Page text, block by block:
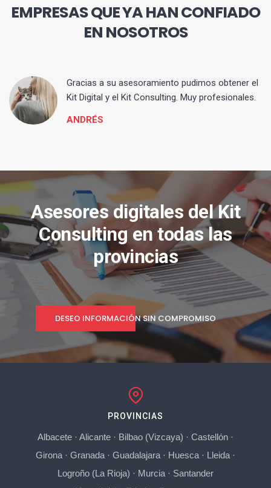
EMPRESAS QUE YA HAN CONFIADO
EN NOSOTROS
Gracias a su asesoramiento pudimos obtener el
Kit Digital y el Kit Consulting. Muy profesionales.
ANDRÉS
Asesores digitales del Kit
Consulting en todas las
provincias
DESEO INFORMACIÓN SIN COMPROMISO
PROVINCIAS
Albacete· Alicante· Bilbao (Vizcaya) · Castellón·
Girona· Granada· Guadalajara· Huesca· Lleida·
Logroño (La Rioja) · Murcia· Santander